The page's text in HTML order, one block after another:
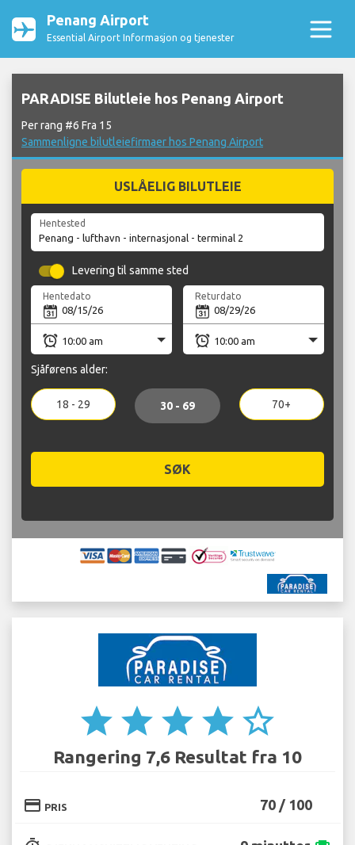
Penang Airport
Essential Airport Informasjon og tjenester
PARADISE Bilutleie hos Penang Airport
Per rang #6 Fra 15
Sammenligne bilutleiefirmaer hos Penang Airport
USLÅELIG BILUTLEIE
Hentested
Levering til samme sted
Hentedato Returdato
Sjåførens alder:
18 - 29 30 - 69 70+
SØK
star star star star star_border
Rangering 7,6 Resultat fra 10
credit_card PRIS 70 / 100